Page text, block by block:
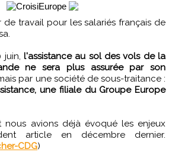
juin, l'assistance au sol des vols de la
ne sera plus assurée par son
par une société de sous-traitance :
une filiale du Groupe Europe
nous avions déjà évoqué les enjeux
article en décembre dernier.
CDG)